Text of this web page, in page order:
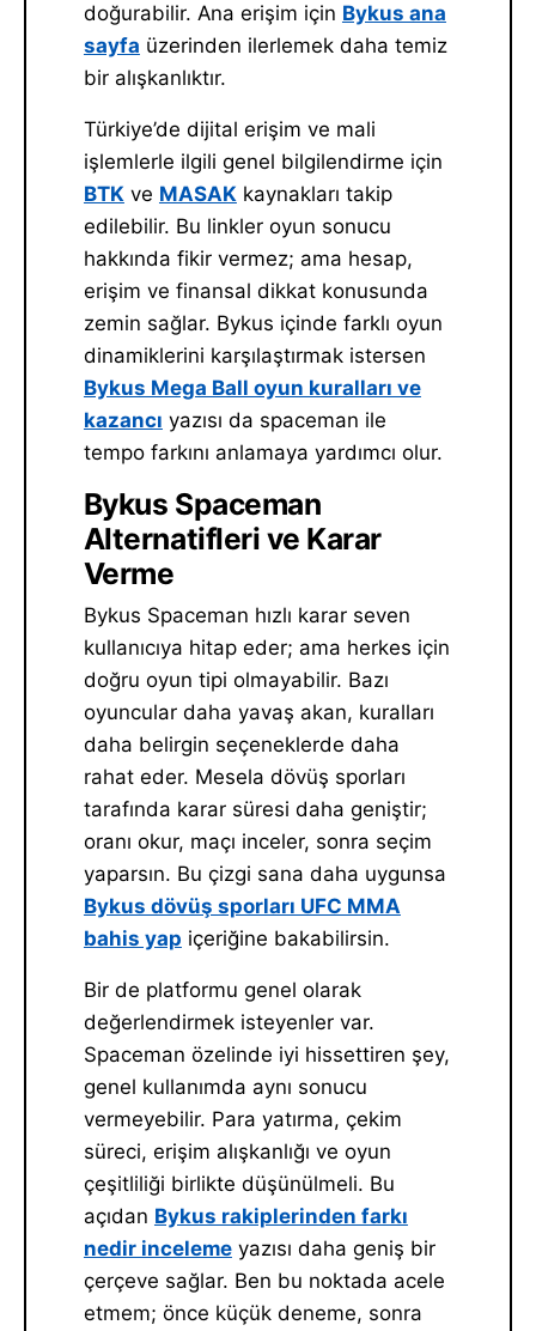
doğurabilir. Ana erişim için Bykus ana
sayfa üzerinden ilerlemek daha temiz
bir alışkanlıktır.
Türkiye’de dijital erişim ve mali
işlemlerle ilgili genel bilgilendirme için
BTK ve MASAK kaynakları takip
edilebilir. Bu linkler oyun sonucu
hakkında fikir vermez; ama hesap,
erişim ve finansal dikkat konusunda
zemin sağlar. Bykus içinde farklı oyun
dinamiklerini karşılaştırmak istersen
Bykus Mega Ball oyun kuralları ve
kazancı yazısı da spaceman ile
tempo farkını anlamaya yardımcı olur.
Bykus Spaceman
Alternatifleri ve Karar
Verme
Bykus Spaceman hızlı karar seven
kullanıcıya hitap eder; ama herkes için
doğru oyun tipi olmayabilir. Bazı
oyuncular daha yavaş akan, kuralları
daha belirgin seçeneklerde daha
rahat eder. Mesela dövüş sporları
tarafında karar süresi daha geniştir;
oranı okur, maçı inceler, sonra seçim
yaparsın. Bu çizgi sana daha uygunsa
Bykus dövüş sporları UFC MMA
bahis yap içeriğine bakabilirsin.
Bir de platformu genel olarak
değerlendirmek isteyenler var.
Spaceman özelinde iyi hissettiren şey,
genel kullanımda aynı sonucu
vermeyebilir. Para yatırma, çekim
süreci, erişim alışkanlığı ve oyun
çeşitliliği birlikte düşünülmeli. Bu
açıdan Bykus rakiplerinden farkı
nedir incelemeyazısı daha geniş bir
çerçeve sağlar. Ben bu noktada acele
etmem; önce küçük deneme, sonra